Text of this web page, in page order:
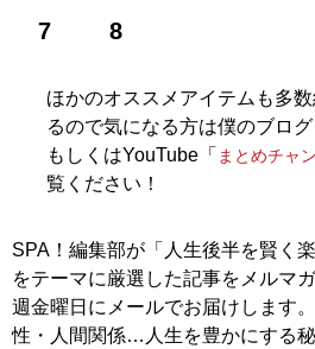
7 8
でオシャレ初心者にもわかりやすいファ
記事一覧へ
ほかのオススメアイテムも多
るので気になる方は僕のブログ
もしくはYouTube「 まとめチャ
覧ください！
SPA！編集部が「人生後半を賢く楽
をテーマに厳選した記事をメルマ
週金曜日にメールでお届けします
性・人間関係…人生を豊かにする